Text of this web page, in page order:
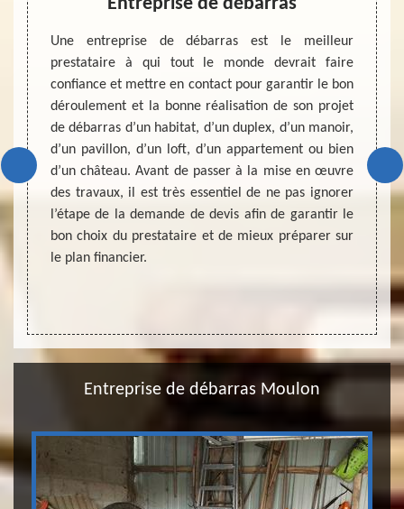
un
à
La
de
des
Une
une
la
Une entreprise de débarras est le meilleur
prestataire à qui tout le monde devrait faire
confiance et mettre en contact pour garantir le bon
déroulement et la bonne réalisation de son projet
de débarras d’un habitat, d’un duplex, d’un manoir,
d’un pavillon, d’un loft, d’un appartement ou bien
d’un château. Avant de passer à la mise en œuvre
des travaux, il est très essentiel de ne pas ignorer
l’étape de la demande de devis afin de garantir le
bon choix du prestataire et de mieux préparer sur
le plan financier.
Un
mise
de
de
et
bon
et
Entreprise de débarras Moulon